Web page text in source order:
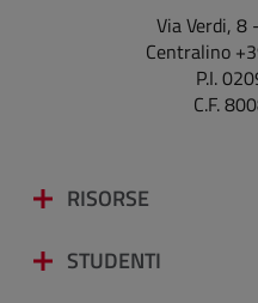
Via Verdi, 8
Centralino
P.I.
C.F.
RISORSE
STUDENTI